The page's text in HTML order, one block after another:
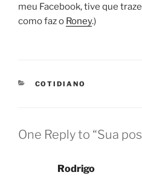
meu Facebook, tive que
como faz o Roney.)
CATEGORIES
COTIDIANO
One Reply to “Sua
Rodrigo